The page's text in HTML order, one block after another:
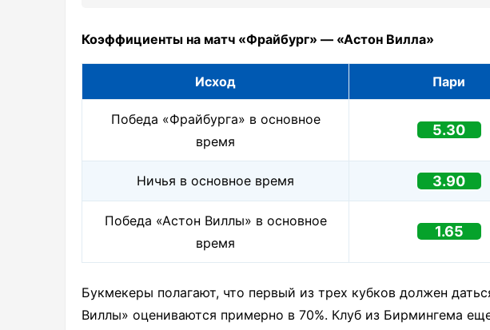
Коэффициенты на матч «Фрайбург» — «Астон Вилла»
Исход Пари
Победа «Фрайбурга» в основное
время
5.30
Ничья в основное время 3.90
Победа «Астон Виллы» в основное
время
1.65
Букмекеры полагают, что первый из трех кубков должен
Виллы» оцениваются примерно в 70%. Клуб из Бирмингема